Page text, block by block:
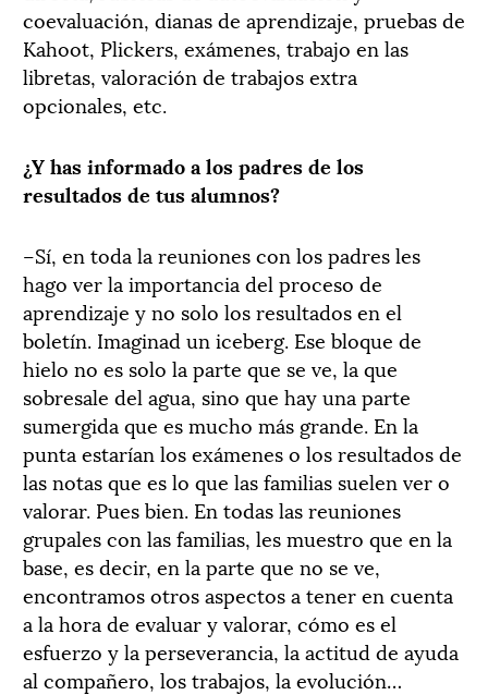
coevaluación, dianas de aprendizaje, pruebas de
Kahoot, Plickers, exámenes, trabajo en las
libretas, valoración de trabajos extra
opcionales, etc.
¿Y has informado a los padres de los
resultados de tus alumnos?
–Sí, en toda la reuniones con los padres les
hago ver la importancia del proceso de
aprendizaje y no solo los resultados en el
boletín. Imaginad un iceberg. Ese bloque de
hielo no es solo la parte que se ve, la que
sobresale del agua, sino que hay una parte
sumergida que es mucho más grande. En la
punta estarían los exámenes o los resultados de
las notas que es lo que las familias suelen ver o
valorar. Pues bien. En todas las reuniones
grupales con las familias, les muestro que en la
base, es decir, en la parte que no se ve,
encontramos otros aspectos a tener en cuenta
a la hora de evaluar y valorar, cómo es el
esfuerzo y la perseverancia, la actitud de ayuda
al compañero, los trabajos, la evolución…